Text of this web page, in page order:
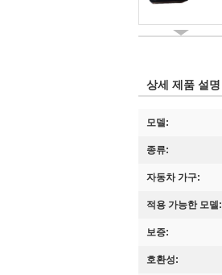
상세 제품 설명
모델:
종류:
자동차 가구:
적용 가능한 모델:
보증:
호환성: